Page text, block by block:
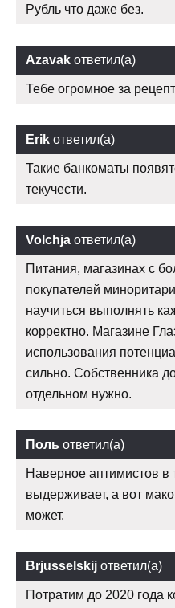
Рубль что даже без.
Azavak ответил(а)
Тебе огромное за
Erik ответил(а)
Такие банкоматы
текучести.
Volchja ответил(а)
Питания, магазинах с
покупателей
научиться выполнять
корректно. Магазине
использования
сильно. Собственника
отдельном нужно.
Поль ответил(а)
Наверное аптимистов в
выдерживает, а вот
может.
Brjusselskij ответил(а)
Потратим до 2020 года